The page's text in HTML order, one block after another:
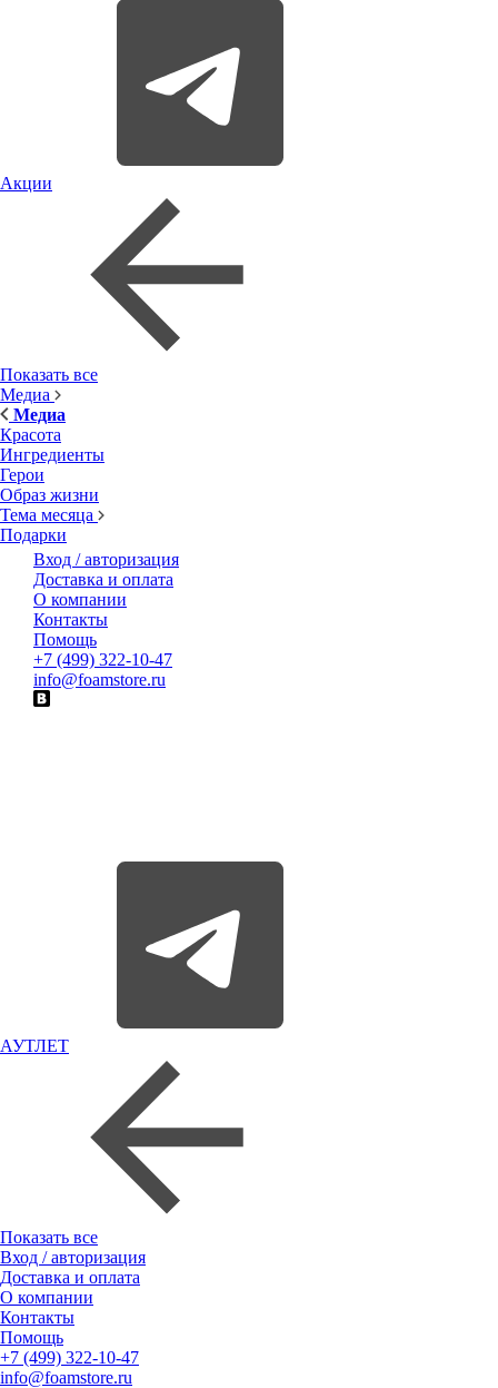
Акции
Показать все
Медиа
Медиа
Красота
Ингредиенты
Герои
Образ жизни
Тема месяца
Подарки
Вход / авторизация
Доставка и оплата
О компании
Контакты
Помощь
+7 (499) 322-10-47
info@foamstore.ru
АУТЛЕТ
Показать все
Вход / авторизация
Доставка и оплата
О компании
Контакты
Помощь
+7 (499) 322-10-47
info@foamstore.ru